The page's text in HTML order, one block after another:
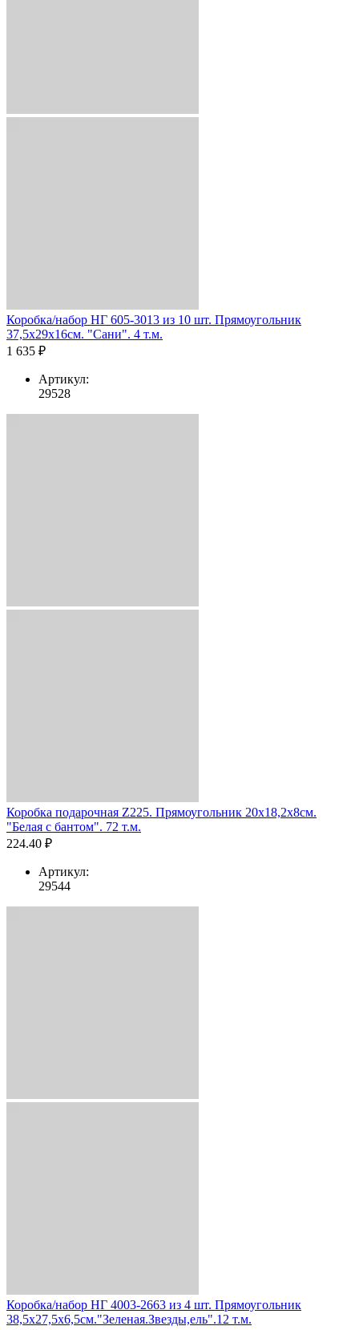
Коробка/набор НГ 605-3013 из 10 шт. Прямоугольник
37,5х29х16см. "Сани". 4 т.м.
1 635 ₽
Артикул:
29528
Коробка подарочная Z225. Прямоугольник 20х18,2х8см.
"Белая с бантом". 72 т.м.
224.40 ₽
Артикул:
29544
Коробка/набор НГ 4003-2663 из 4 шт. Прямоугольник
38,5х27,5х6,5см."Зеленая.Звезды,ель".12 т.м.